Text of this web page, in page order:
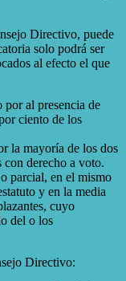
Directivo, puede
solo podrá ser
al efecto el que
por al presencia de
ciento de los
la mayoría de los dos
con derecho a voto.
parcial, en el mismo
y en la media
cuyo
del o los
Directivo: